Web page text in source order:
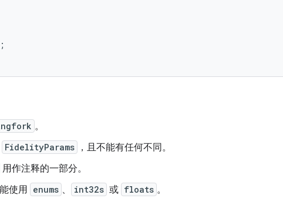
;
。
FidelityParams
，且不能有任何不同。
用作注释的一部分。
使用 enums 、 int32s 或 floats 。